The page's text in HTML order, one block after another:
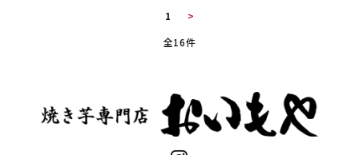
1
>
全16件
キーワード